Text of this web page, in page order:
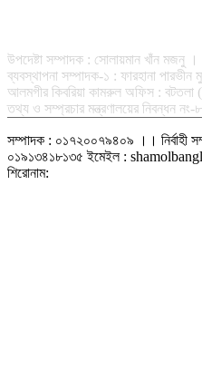
উপদেষ্টা সম্পাদক : সোলায়মান খাঁন মজনু
ব্যবস্থাপনা সম্পাদক-১ : ফারহানা
আলমগীর কিবরিয়া কামরুল অফিস : বটতলা
তথ্য ও সম্প্রচার মন্ত্রণালয়ের নিবন্ধন নং-
সম্পাদক : ০১৭২০০৭৯৪০৯ ।। নির্বাহী
০১৯১৩৪১৮১৩৫ ইমেইল :
শিরোনাম: